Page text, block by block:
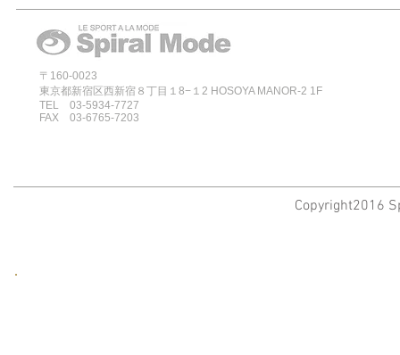
〒160-0023
東京都新宿区西新宿８丁目１8−１2 HOSOYA MANOR-2 1F
TEL 03-5934-7727
FAX 03-6765-7203
Copyright2016